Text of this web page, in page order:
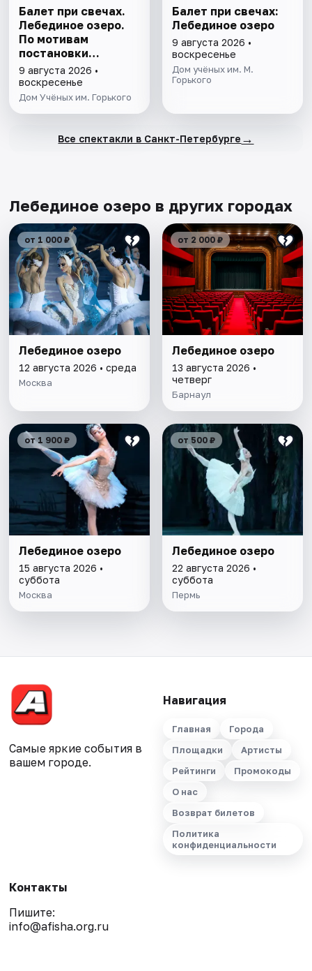
Балет при свечах.
Лебединое озеро.
По мотивам
постановки
Мариуса Петипа
9 августа 2026 •
воскресенье
Дом Учёных им. Горького
Балет при свечах:
Лебединое озеро
9 августа 2026 •
воскресенье
Дом учёных им. М.
Горького
Все спектакли в Санкт-Петербурге →
Лебединое озеро в других городах
от 1 000 ₽
Лебединое озеро
12 августа 2026 • среда
Москва
от 2 000 ₽
Лебединое озеро
13 августа 2026 •
четверг
Барнаул
от 1 900 ₽
Лебединое озеро
15 августа 2026 •
суббота
Москва
от 500 ₽
Лебединое озеро
22 августа 2026 •
суббота
Пермь
Самые яркие события в
вашем городе.
Навигация
Главная
Города
Площадки
Артисты
Рейтинги
Промокоды
О нас
Возврат билетов
Политика
конфиденциальности
Контакты
Пишите:
info@afisha.org.ru